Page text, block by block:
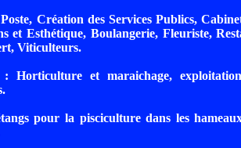
Création des Services Publics,
et Esthétique, Boulangerie, Fleuriste,
Viticulteurs.
et maraichage,
pour la pisciculture dans les